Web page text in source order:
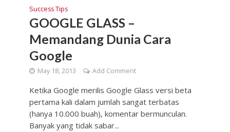
Success Tips
GOOGLE GLASS –
Memandang Dunia Cara
Google
May 18, 2013 Add Comment
Ketika Google merilis Google Glass versi beta
pertama kali dalam jumlah sangat terbatas
(hanya 10.000 buah), komentar bermunculan.
Banyak yang tidak sabar...